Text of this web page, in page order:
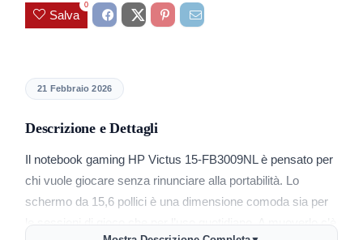
Salva
0
21 Febbraio 2026
Descrizione e Dettagli
Il notebook gaming HP Victus 15-FB3009NL è pensato per
chi vuole giocare senza rinunciare alla portabilità. Lo
schermo da 15,6 pollici è una dimensione comoda sia per
le sessioni di gioco che per l’uso quotidiano. A muoverlo c’è